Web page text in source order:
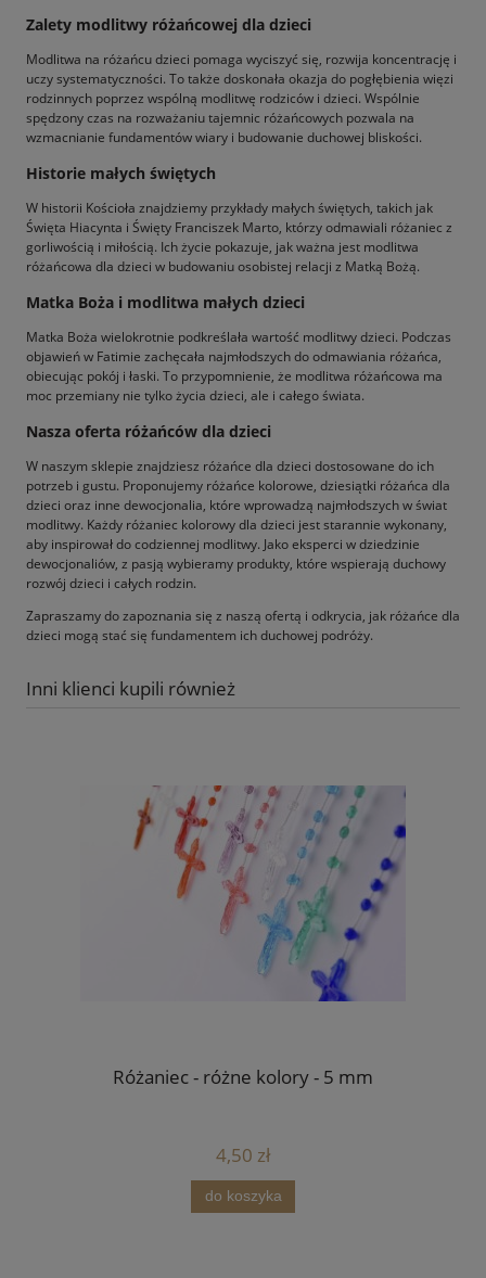
Zalety modlitwy różańcowej dla dzieci
Modlitwa na różańcu dzieci pomaga wyciszyć się, rozwija koncentrację i
uczy systematyczności. To także doskonała okazja do pogłębienia więzi
rodzinnych poprzez wspólną modlitwę rodziców i dzieci. Wspólnie
spędzony czas na rozważaniu tajemnic różańcowych pozwala na
wzmacnianie fundamentów wiary i budowanie duchowej bliskości.
Historie małych świętych
W historii Kościoła znajdziemy przykłady małych świętych, takich jak
Święta Hiacynta i Święty Franciszek Marto, którzy odmawiali różaniec z
gorliwością i miłością. Ich życie pokazuje, jak ważna jest modlitwa
różańcowa dla dzieci w budowaniu osobistej relacji z Matką Bożą.
Matka Boża i modlitwa małych dzieci
Matka Boża wielokrotnie podkreślała wartość modlitwy dzieci. Podczas
objawień w Fatimie zachęcała najmłodszych do odmawiania różańca,
obiecując pokój i łaski. To przypomnienie, że modlitwa różańcowa ma
moc przemiany nie tylko życia dzieci, ale i całego świata.
Nasza oferta różańców dla dzieci
W naszym sklepie znajdziesz różańce dla dzieci dostosowane do ich
potrzeb i gustu. Proponujemy różańce kolorowe, dziesiątki różańca dla
dzieci oraz inne dewocjonalia, które wprowadzą najmłodszych w świat
modlitwy. Każdy różaniec kolorowy dla dzieci jest starannie wykonany,
aby inspirował do codziennej modlitwy. Jako eksperci w dziedzinie
dewocjonaliów, z pasją wybieramy produkty, które wspierają duchowy
rozwój dzieci i całych rodzin.
Zapraszamy do zapoznania się z naszą ofertą i odkrycia, jak różańce dla
dzieci mogą stać się fundamentem ich duchowej podróży.
Inni klienci kupili również
Różaniec - różne kolory - 5 mm
4,50 zł
do koszyka